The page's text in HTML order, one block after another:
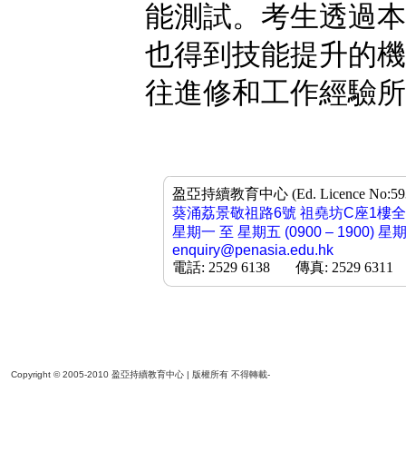
能測試。考生透過
也得到技能提升的
往進修和工作經驗
盈亞持續教育中心 (Ed. Licence
葵涌荔景敬祖路6號 祖堯坊C座1樓
星期一 至 星期五 (0900 – 1900) 星
enquiry@penasia.edu.hk
電話: 2529 6138 傳真: 2529 6311
Copyright © 2005-2010 盈亞持續教育中心 | 版權所有 不得轉載-